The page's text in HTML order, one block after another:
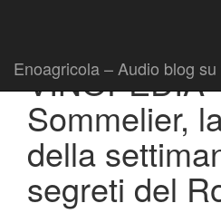
Enoagricola – Audio blog
VINOPEDIA
Sommelier,
della
segreti del